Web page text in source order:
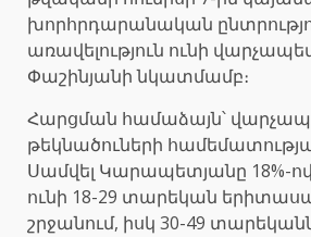
խորհրդարանական
առավելություն ունի
Փաշինյանի նկատմամբ։
Հարցման համաձայն՝
թեկնածուների
Սամվել Կարապետյանը 18%-ով
ունի 18-29 տարեկան
շրջանում, իսկ 30-49